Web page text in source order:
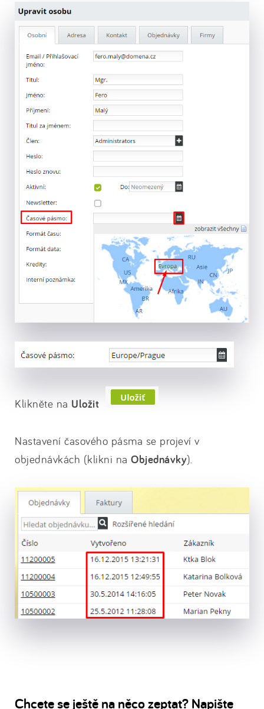
Klikněte na Uložit
Nastavení časového pásma se projeví v
objednávkách (klikni na Objednávky).
Chcete se ještě na něco zeptat? Napište